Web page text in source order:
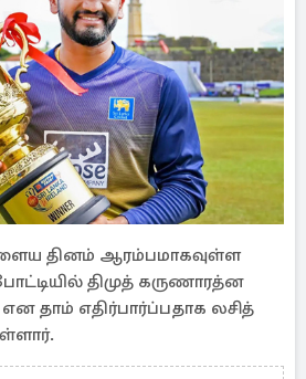
தினம் ஆரம்பமாகவுள்ள
திமுத் கருணாரத்ன
தாம் எதிர்பார்ப்பதாக லசித்